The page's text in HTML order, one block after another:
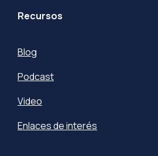
Recursos
Blog
Podcast
Video
Enlaces de interés